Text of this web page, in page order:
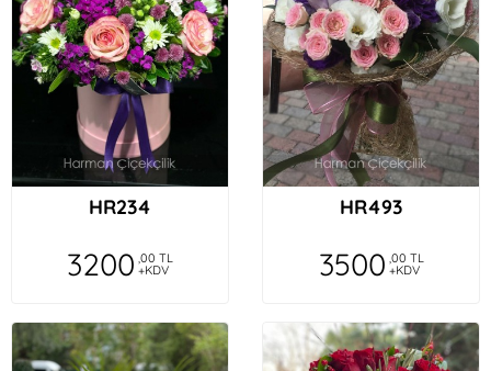
HR234
3200 ,00 TL
+KDV
HR493
3500 ,00 TL
+KDV